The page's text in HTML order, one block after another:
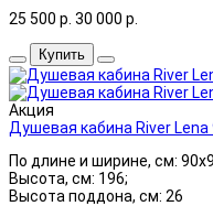
25 500 р. 30 000 р.
Купить
Акция
Душевая кабина River
По длине и ширине, см:
Высота, см: 196;
Высота поддона, см: 26